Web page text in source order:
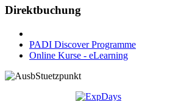
Direktbuchung
PADI Discover Programme
Online Kurse - eLearning